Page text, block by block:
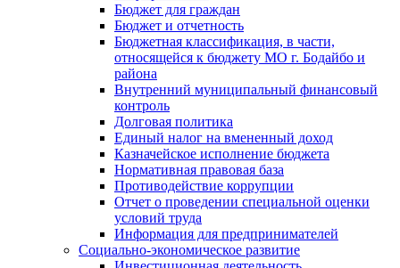
Бюджет для граждан
Бюджет и отчетность
Бюджетная классификация, в части,
относящейся к бюджету МО г. Бодайбо и
района
Внутренний муниципальный финансовый
контроль
Долговая политика
Единый налог на вмененный доход
Казначейское исполнение бюджета
Нормативная правовая база
Противодействие коррупции
Отчет о проведении специальной оценки
условий труда
Информация для предпринимателей
Социально-экономическое развитие